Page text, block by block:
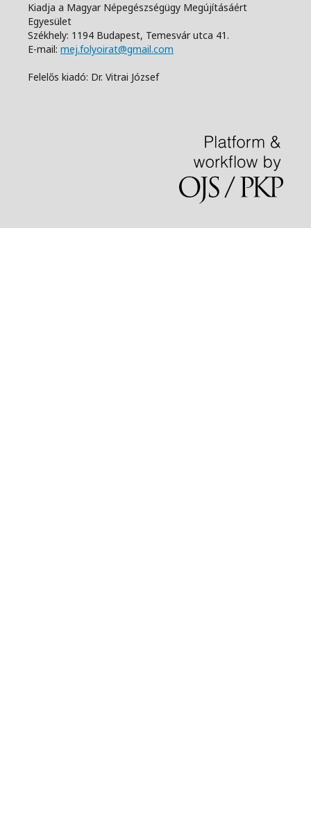
Kiadja a Magyar Népegészségügy Megújításáért
Egyesület
Székhely: 1194 Budapest, Temesvár utca 41.
E-mail: mej.folyoirat@gmail.com
Felelős kiadó: Dr. Vitrai József